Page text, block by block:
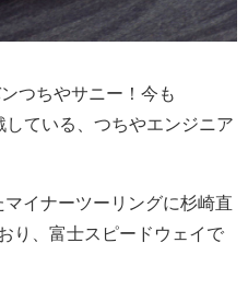
つちやサニー！今も
ている、つちやエンジニア
イナーツーリングに杉崎直
り、富士スピードウェイで